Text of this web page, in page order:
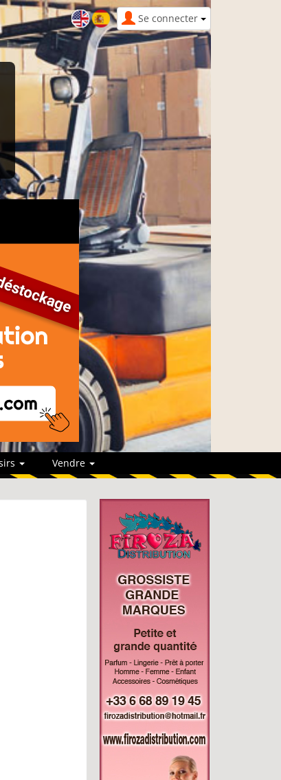
Se connecter
Vendre